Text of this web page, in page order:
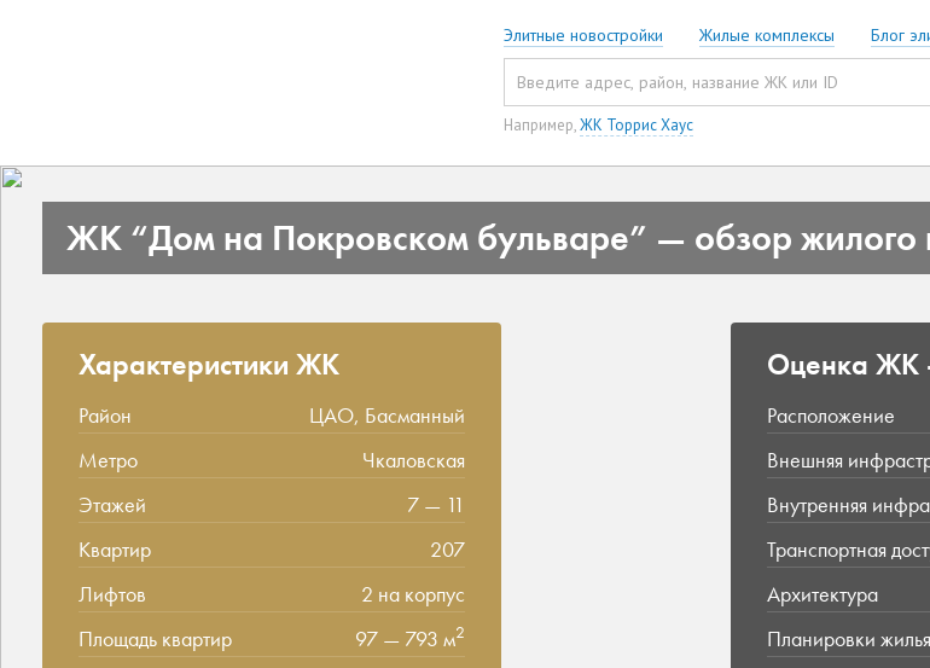
Элитные новостройки Жилые комплексы Блог
Например,ЖК Торрис Хаус
ЖК “Дом на Покровском бульваре” — обзор жилого
Характеристики ЖК
Район
ЦАО, Басманный
Метро
Чкаловская
Этажей
7 — 11
Квартир
207
Лифтов
2 на корпус
Площадь квартир
97 — 793 м2
Оценка ЖК
Расположение
Внешняя
Внутренняя
Транспортная
Архитектура
Планировки жилья